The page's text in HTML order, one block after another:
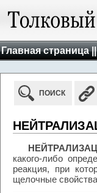
Главная страница ||
ПОИСК
какого-либо
реакция, при
щелочные